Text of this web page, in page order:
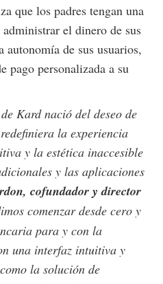
que los padres tengan una
el dinero de sus
de sus usuarios,
pago personalizada a su
Kard nació del deseo de
la experiencia
y la estética inaccesible
y las aplicaciones
cofundador y director
comenzar desde cero y
para y con la
una interfaz intuitiva y
la solución de